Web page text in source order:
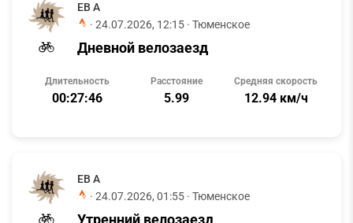
ЕВ А
· 24.07.2026, 12:15 · Тюменское
Дневной велозаезд
Длительность
00:27:46
Расстояние
5.99
Средняя скорость
12.94 км/ч
ЕВ А
· 24.07.2026, 01:55 · Тюменское
Утренний велозаезд